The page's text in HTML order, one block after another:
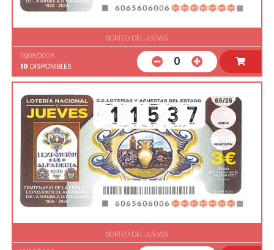
SORTEO DEL JUEVES
13/08/2026
10 DISPONIBLES 0
SORTEO DEL JUEVES